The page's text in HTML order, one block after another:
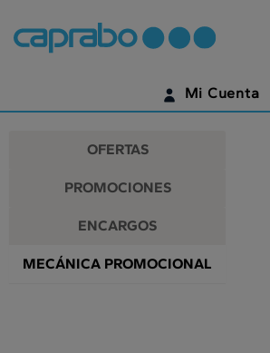
Promociones
y
descuentos
en
nuestros
supermercados
contenido
página
Mi Cuenta
¿AÚN NO TIENES UNA
OFERTAS
PROMOCIONES
ENCARGOS
MECÁNICA PROMOCIONAL